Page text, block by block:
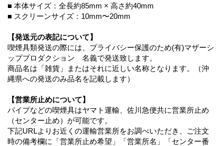
■ 本体サイズ：全長約85mm × 高さ約40mm
■ スクリーンサイズ：10mm〜20mm
【発送元の表記について】
喫煙具類発送の際には、プライバシー保護のため(有)マザーシ
ッププロダクション 名義で発送致します。
商品名は「雑貨」またはそれに近しい名称となります。（沖
縄県への発送のみ品名を記載します）
【営業所止めについて】
パイプなどの喫煙具はヤマト運輸、佐川急便共に営業所止め
（センター止め）が可能です。
下記URLよりお近くの運輸営業所をお調べいただき、ご注文
時の備考欄に「営業所止め希望」「営業所名」「センター番